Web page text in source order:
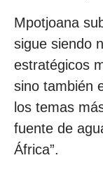
Mpotjoana
sigue siendo
estratégicos
sino también
los temas
fuente de
África”.